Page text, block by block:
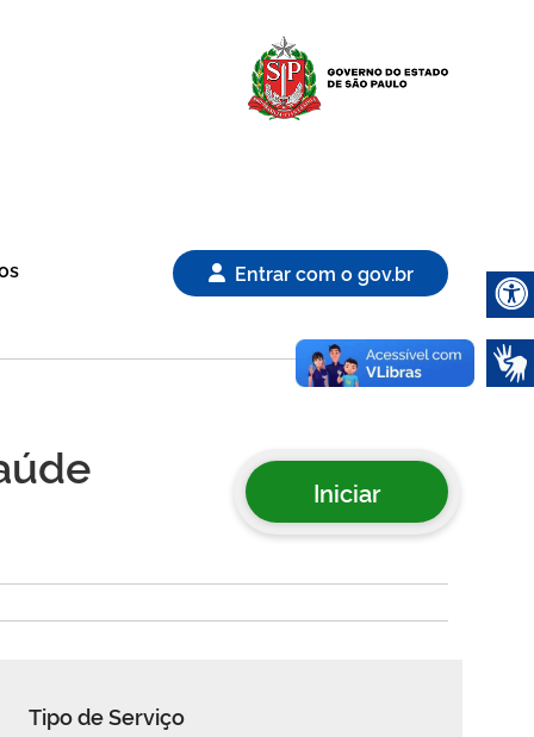
Entrar com o gov.br
Iniciar
Tipo de Serviço